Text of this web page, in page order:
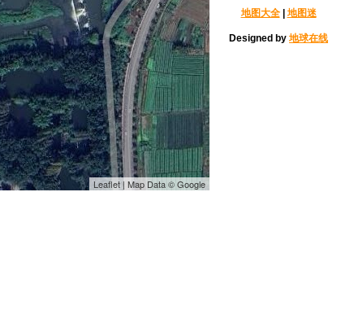
Leaflet | Map Data © Google
地图大全| 地图迷
Designed by 地球在线